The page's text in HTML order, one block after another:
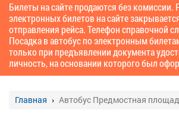
Билеты на сайте продаются без комиссии.
электронных билетов на сайте
отправления рейса. Телефон справочной
Посадка в автобус по электронным
только при предъявлении документа
личность, на основании которого был
Главная Автобус Предмостная